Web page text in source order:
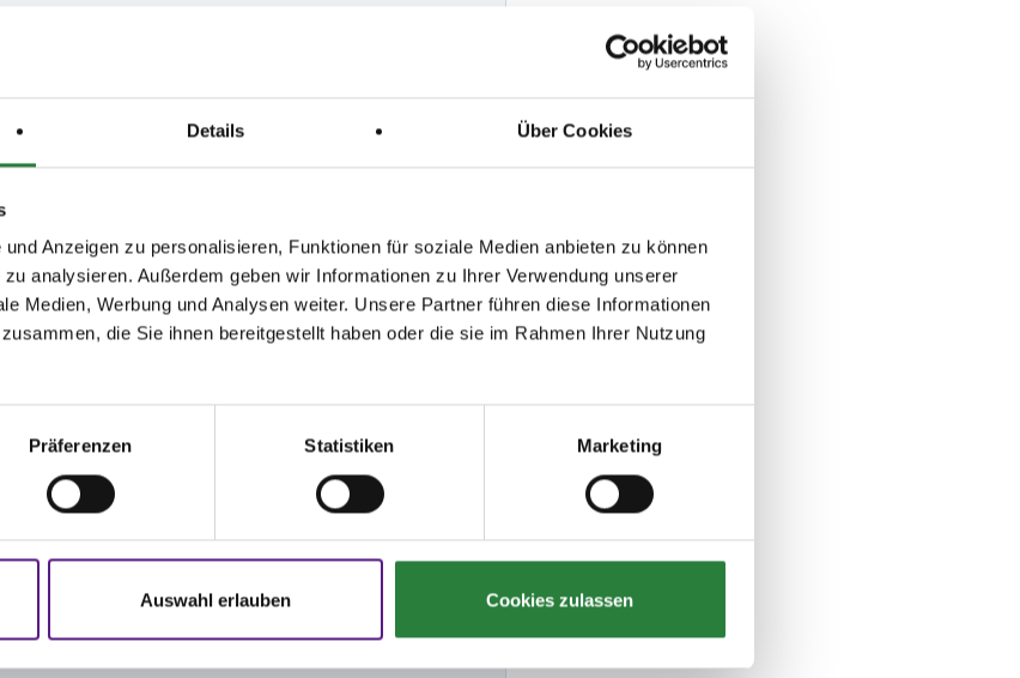
Details Über Cookies
Anzeigen zu personalisieren, Funktionen für soziale Medien anbieten zu können
analysieren. Außerdem geben wir Informationen zu Ihrer Verwendung unserer
Medien, Werbung und Analysen weiter. Unsere Partner führen diese Informationen
die Sie ihnen bereitgestellt haben oder die sie im Rahmen Ihrer Nutzung
Präferenzen Statistiken Marketing
Auswahl erlauben Cookies zulassen
Veranstaltung gel-
sind
Zuschauer ver-
Sie werden mit
veröffentlicht unter:
Sand Ebbe-Flut
Sand